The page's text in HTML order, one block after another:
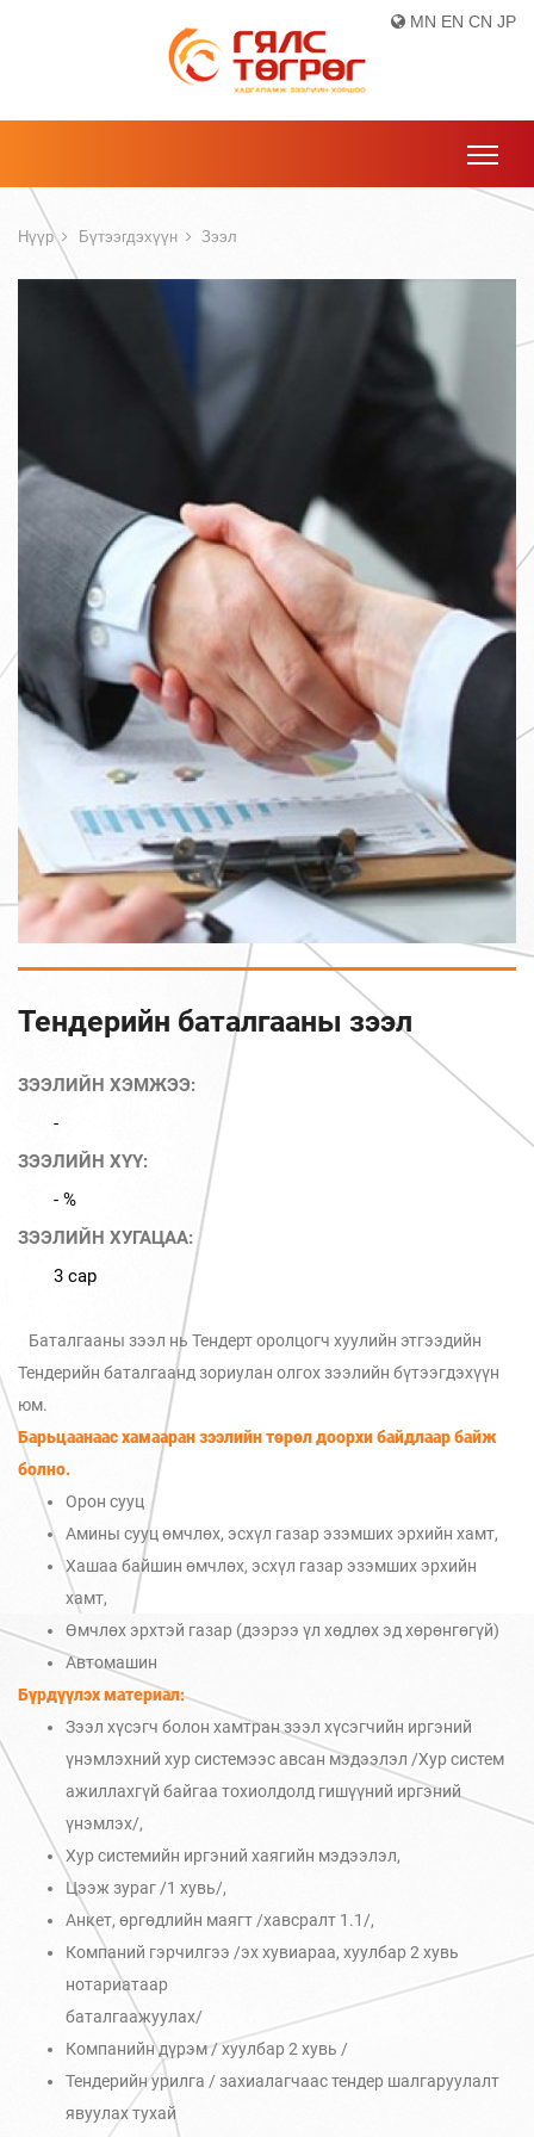
MN EN CN JP
Нүүр Бүтээгдэхүүн Зээл
Тендерийн баталгааны зээл
ЗЭЭЛИЙН ХЭМЖЭЭ:
-
ЗЭЭЛИЙН ХҮҮ:
- %
ЗЭЭЛИЙН ХУГАЦАА:
3 сар
Баталгааны зээл нь Тендерт оролцогч хуулийн этгээдийн
Тендерийн баталгаанд зориулан олгох зээлийн бүтээгдэхүүн
юм.
Барьцаанаас хамааран зээлийн төрөл доорхи байдлаар байж
болно.
Орон сууц
Амины сууц өмчлөх, эсхүл газар эзэмших эрхийн хамт,
Хашаа байшин өмчлөх, эсхүл газар эзэмших эрхийн
хамт,
Өмчлөх эрхтэй газар (дээрээ үл хөдлөх эд хөрөнгөгүй)
Автомашин
Бүрдүүлэх материал:
Зээл хүсэгч болон хамтран зээл хүсэгчийн иргэний
үнэмлэхний хур системээс авсан мэдээлэл /Хур систем
ажиллахгүй байгаа тохиолдолд гишүүний иргэний
үнэмлэх/,
Хур системийн иргэний хаягийн мэдээлэл,
Цээж зураг /1 хувь/,
Анкет, өргөдлийн маягт /хавсралт 1.1/,
Компаний гэрчилгээ /эх хувиараа, хуулбар 2 хувь
нотариатаар
баталгаажуулах/
Компанийн дүрэм / хуулбар 2 хувь /
Тендерийн урилга / захиалагчаас тендер шалгаруулалт
явуулах тухай